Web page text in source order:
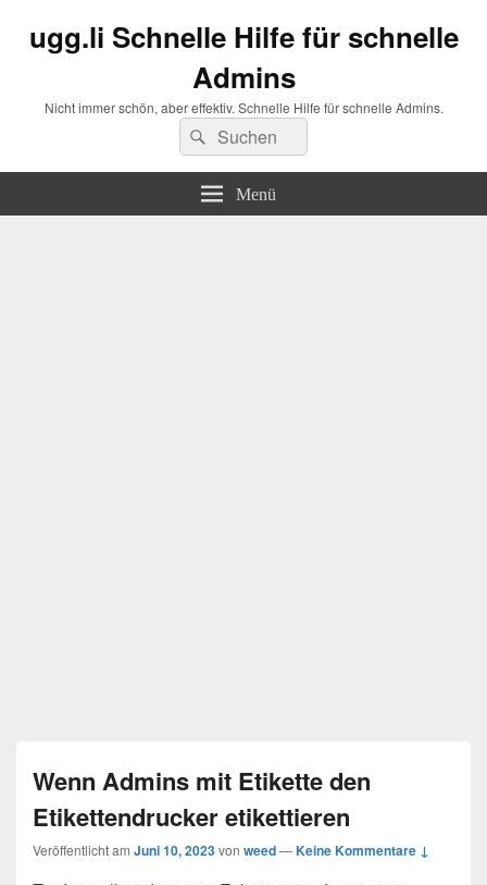
ugg.li Schnelle Hilfe für schnelle
Admins
Nicht immer schön, aber effektiv. Schnelle Hilfe für schnelle Admins.
Suchen
nach:
Suchen
Menü
Wenn Admins mit Etikette den
Etikettendrucker etikettieren
Veröffentlicht am Juni 10, 2023von weed—Keine Kommentare ↓